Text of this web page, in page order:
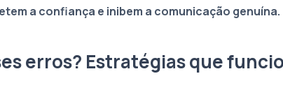
a confiança e inibem a comunicação genuína.
erros? Estratégias que